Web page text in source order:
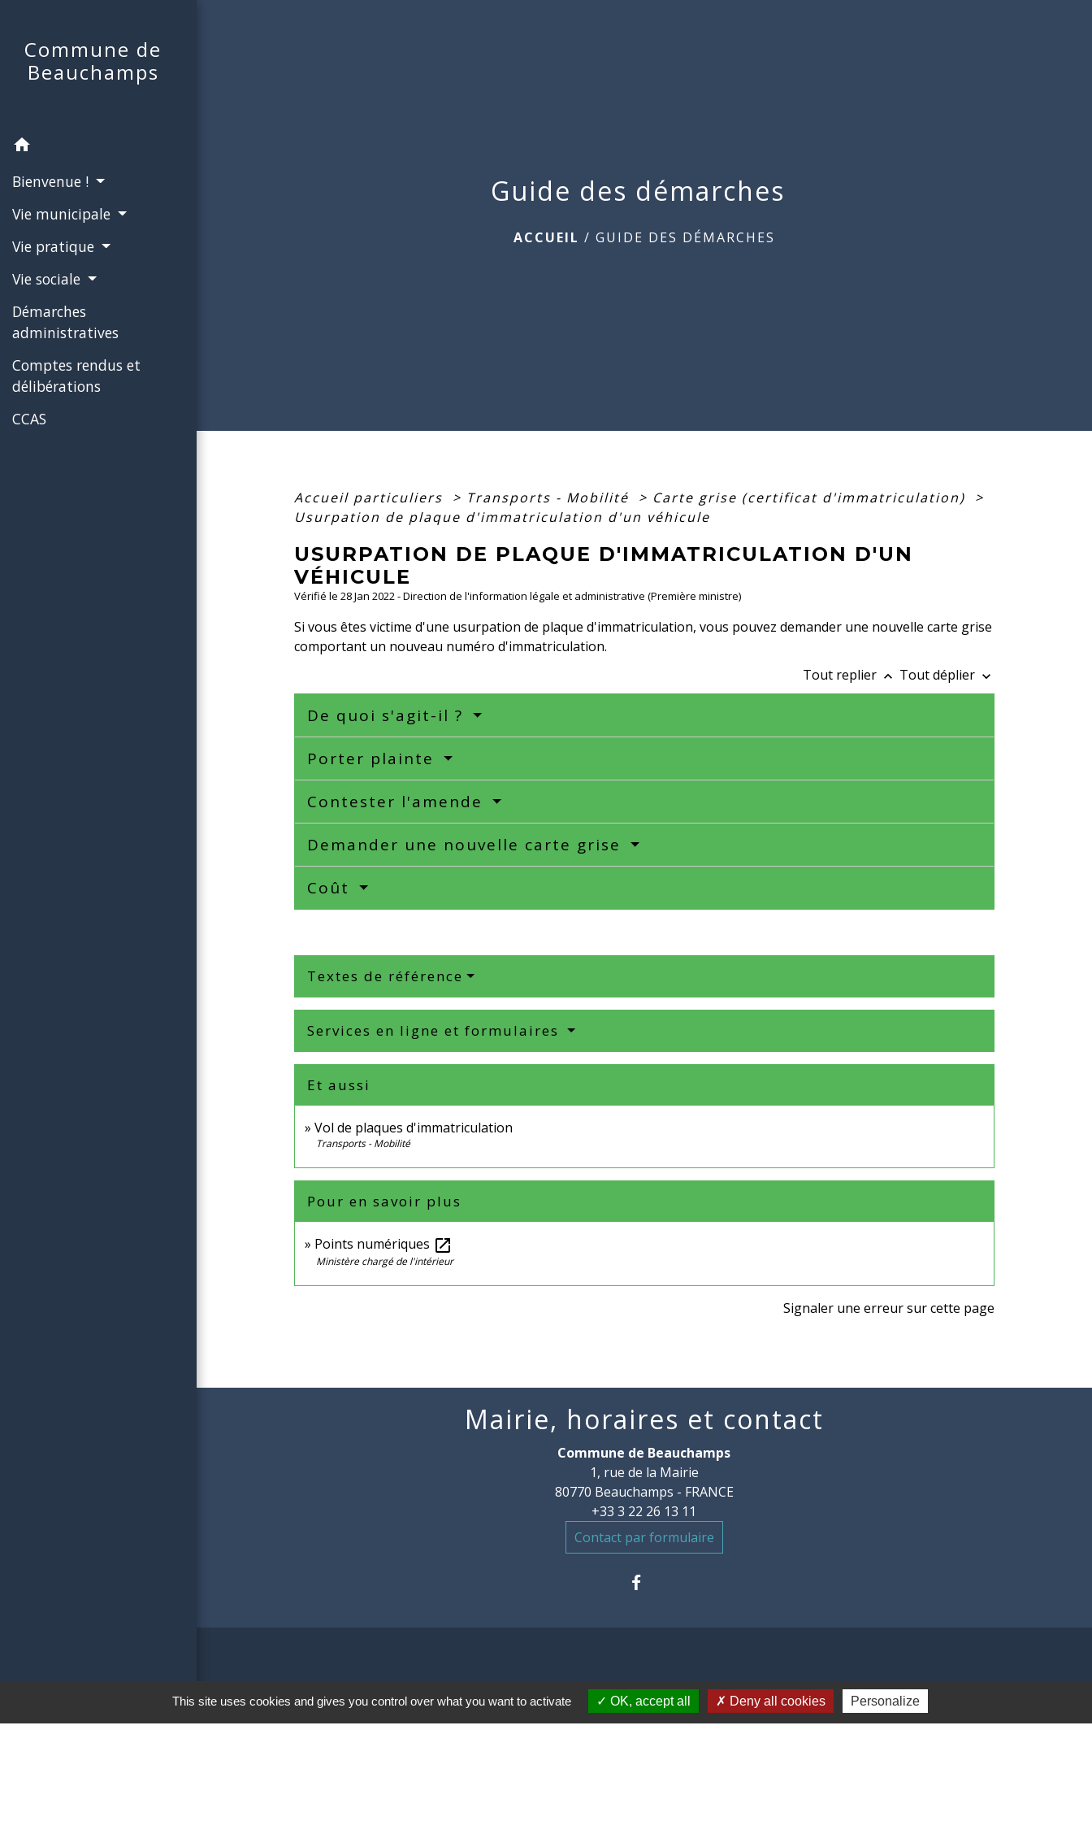
Commune de
Beauchamps
home
Bienvenue !
Vie municipale
Vie pratique
Vie sociale
Démarches
administratives
Comptes rendus et
délibérations
CCAS
Guide des démarches
ACCUEIL / GUIDE DES DÉMARCHES
Accueil particuliers > Transports - Mobilité > Carte grise (certificat d'immatriculation)
>
Usurpation de plaque d'immatriculation d'un véhicule
USURPATION DE PLAQUE D'IMMATRICULATION D'UN
VÉHICULE
Vérifié le 28 Jan 2022 - Direction de l'information légale et administrative (Première ministre)
Si vous êtes victime d'une usurpation de plaque d'immatriculation, vous pouvez demander une nouvelle carte grise
comportant un nouveau numéro d'immatriculation.
Tout replier keyboard_arrow_up Tout déplier keyboard_arrow_down
De quoi s'agit-il ?
Porter plainte
Contester l'amende
Demander une nouvelle carte grise
Coût
Textes de référence
Services en ligne et formulaires
Et aussi
Vol de plaques d'immatriculation
Transports - Mobilité
Pour en savoir plus
Points numériques open_in_new
Ministère chargé de l'intérieur
Signaler une erreur sur cette page
Mairie, horaires et contact
Commune de Beauchamps
1, rue de la Mairie
80770 Beauchamps - FRANCE
+33 3 22 26 13 11
Contact par formulaire
Liens
This site uses cookies and gives you control over what you want to activate OK, accept all Deny all cookies Personalize